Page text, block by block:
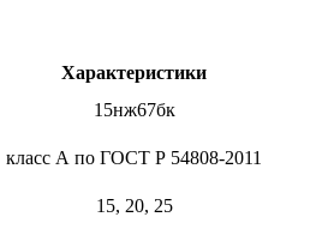
Характеристики
15нж67бк
класс А по ГОСТ Р 54808-2011
15, 20, 25